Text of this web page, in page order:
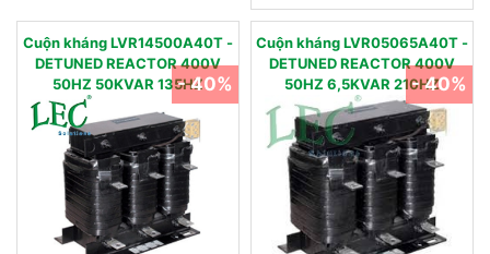
Cuộn kháng LVR14500A40T -
DETUNED REACTOR 400V
50HZ 50KVAR 135HZ- 40%
Cuộn kháng LVR05065A40T -
DETUNED REACTOR 400V
50HZ 6,5KVAR 210HZ- 40%